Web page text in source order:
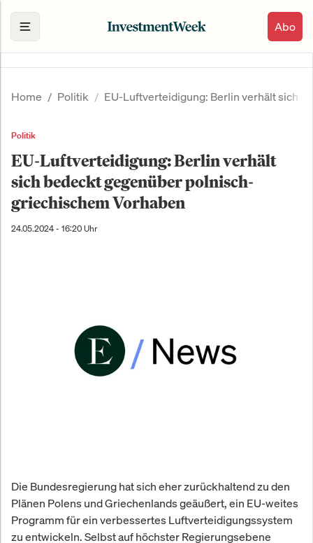
Abo
Home Politik EU-Luftverteidigung: Berlin verhält sich
Politik
EU-Luftverteidigung: Berlin verhält
sich bedeckt gegenüber polnisch-
griechischem Vorhaben
24.05.2024 - 16:20 Uhr
Die Bundesregierung hat sich eher zurückhaltend zu den
Plänen Polens und Griechenlands geäußert, ein EU-weites
Programm für ein verbessertes Luftverteidigungssystem
zu entwickeln. Selbst auf höchster Regierungsebene